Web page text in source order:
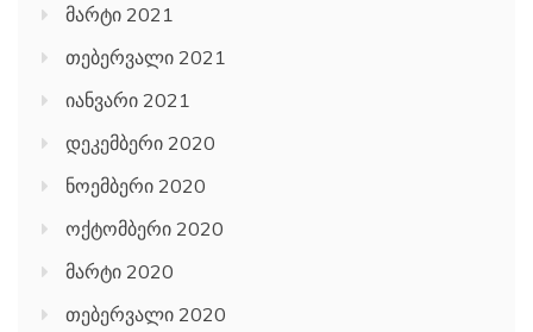
მარტი 2021
თებერვალი 2021
იანვარი 2021
დეკემბერი 2020
ნოემბერი 2020
ოქტომბერი 2020
მარტი 2020
თებერვალი 2020